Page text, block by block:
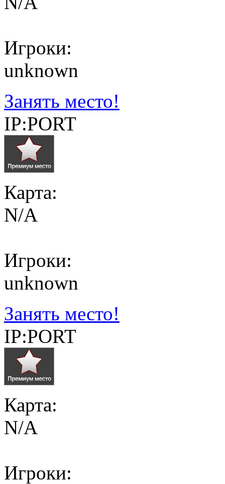
Игроки:
unknown
Занять место!
IP:PORT
Карта:
N/A
Игроки:
unknown
Занять место!
IP:PORT
Карта:
N/A
Игроки: